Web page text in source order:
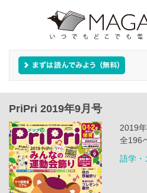
PriPri 2019年9月号
2019
全196
語学・